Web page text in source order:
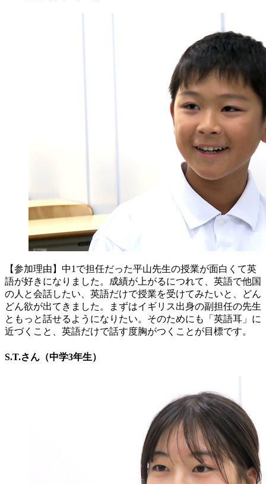
【参加理由】中1で担任だった平山先生の授業が面白くて英
語が好きになりました。成績が上がるにつれて、英語で他国
の人と会話したい、英語だけで授業を受けてみたいと、どん
どん欲が出てきました。まずはイギリス出身の副担任の先生
ともっと話せるようになりたい。そのためにも「英語耳」に
近づくこと、英語だけで話す度胸がつくことが目標です。
S.T.さん（中学3年生）